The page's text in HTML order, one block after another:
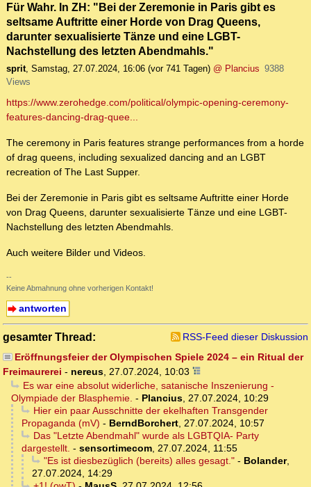
Für Wahr. In ZH: "Bei der Zeremonie in Paris gibt es
seltsame Auftritte einer Horde von Drag Queens,
darunter sexualisierte Tänze und eine LGBT-
Nachstellung des letzten Abendmahls."
sprit, Samstag, 27.07.2024, 16:06 (vor 741 Tagen) @ Plancius 9388
Views
https://www.zerohedge.com/political/olympic-opening-ceremony-
features-dancing-drag-quee...
The ceremony in Paris features strange performances from a horde
of drag queens, including sexualized dancing and an LGBT
recreation of The Last Supper.
Bei der Zeremonie in Paris gibt es seltsame Auftritte einer Horde
von Drag Queens, darunter sexualisierte Tänze und eine LGBT-
Nachstellung des letzten Abendmahls.
Auch weitere Bilder und Videos.
--
Keine Abmahnung ohne vorherigen Kontakt!
antworten
gesamter Thread:
RSS-Feed dieser Diskussion
Eröffnungsfeier der Olympischen Spiele 2024 – ein Ritual der
Freimaurerei - nereus, 27.07.2024, 10:03
Es war eine absolut widerliche, satanische Inszenierung -
Olympiade der Blasphemie. - Plancius, 27.07.2024, 10:29
Hier ein paar Ausschnitte der ekelhaften Transgender
Propaganda (mV) - BerndBorchert, 27.07.2024, 10:57
Das "Letzte Abendmahl" wurde als LGBTQIA- Party
dargestellt. - sensortimecom, 27.07.2024, 11:55
"Es ist diesbezüglich (bereits) alles gesagt."- Bolander,
27.07.2024, 14:29